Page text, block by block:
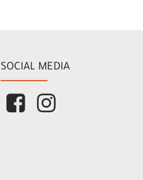
SOCIAL MEDIA